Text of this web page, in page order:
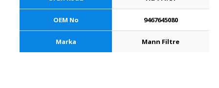
OEM No 9467645080
Marka Mann Filtre